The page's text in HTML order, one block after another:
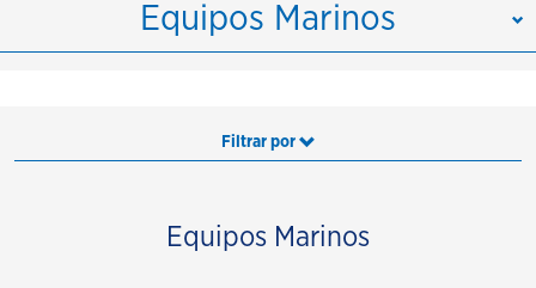
Equipos Marinos
Filtrar por
Equipos Marinos